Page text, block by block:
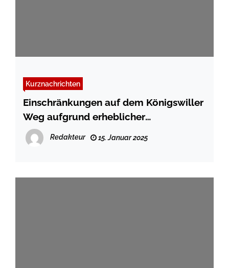
Kurznachrichten
Einschränkungen auf dem Königswiller
Weg aufgrund erheblicher
Straßenschäden
Redakteur 15. Januar 2025